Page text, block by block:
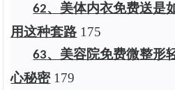
62、美体内衣免费送是
用这种套路 1 75
63、美容院免费微整形
心秘密 1 79